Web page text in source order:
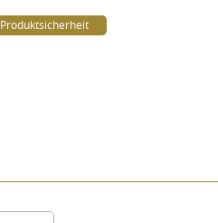
Produktsicherheit